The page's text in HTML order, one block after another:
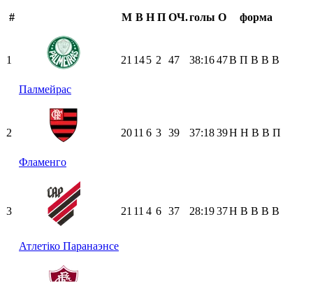
#
М В Н П ОЧ.голы О форма
1
Палмейрас
21 145 2 47 38:1647В П В В В
2
Фламенго
2011 6 3 39 37:1839Н Н В В П
3
Атлетіко Паранаэнсе
21 11 4 6 37 28:1937Н В В В В